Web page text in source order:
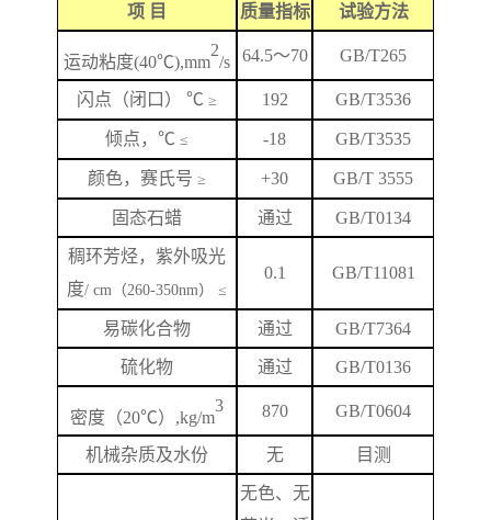
项 目 质量指标 试验方法
运动粘度(40℃),mm
2
/s 64.5～70 GB/T265
闪 点 （闭口） ℃ ≥ 192 GB/T3536
倾点， ℃ ≤ -18 GB/T3535
颜色，赛氏号 ≥ +30 GB/T 3555
固态石蜡 通过 GB/T0134
稠环芳烃，紫外吸光
度/ cm（260-350nm） ≤
0.1 GB/T11081
易碳化合物 通过 GB/T7364
硫化物 通过 GB/T0136
密度（20℃）,kg/m
3 870 GB/T0604
机械杂质及水份 无 目测
无色、无